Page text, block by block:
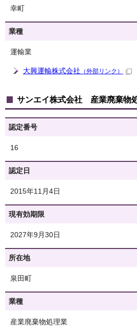
幸町
業種
運輸業
大興運輸株式会社 （外部リンク）
サンエイ株式会社 産業廃棄物
認定番号
16
認定日
2015年11月4日
現有効期限
2027年9月30日
所在地
泉田町
業種
産業廃棄物処理業